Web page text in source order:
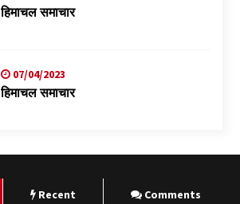
हिमाचल समाचार
07/04/2023
हिमाचल समाचार
Recent Comments